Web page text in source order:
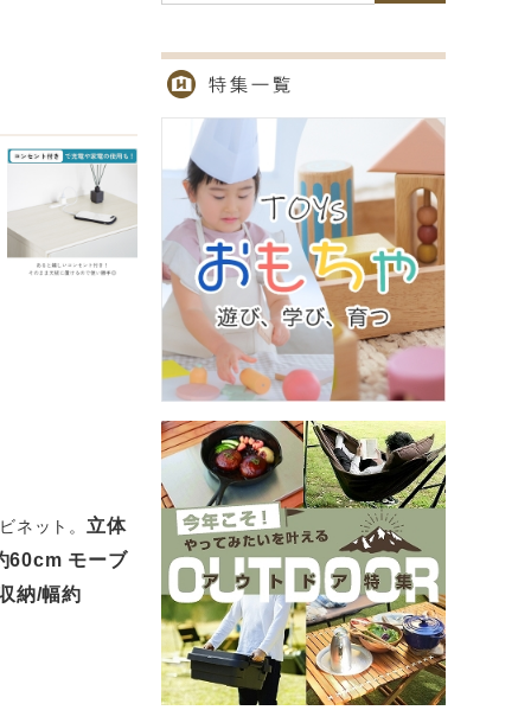
ネット。 立体
60cm モーブ
納/幅約